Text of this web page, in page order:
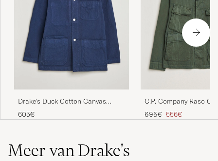
Drake's Duck Cotton Canvas
Chore Coat Navy
605€
C.P. Company Raso
Cotton Nylon Jungle
Green
Reguliere prijs
695€ Verlaagd prijs
556€
Meer van Drake's